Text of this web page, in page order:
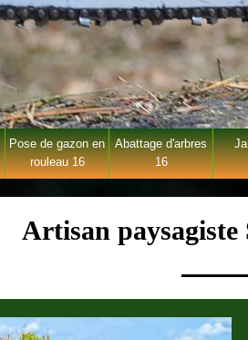
Pose de gazon en
rouleau 16
Abattage d'arbres
16
Artisan